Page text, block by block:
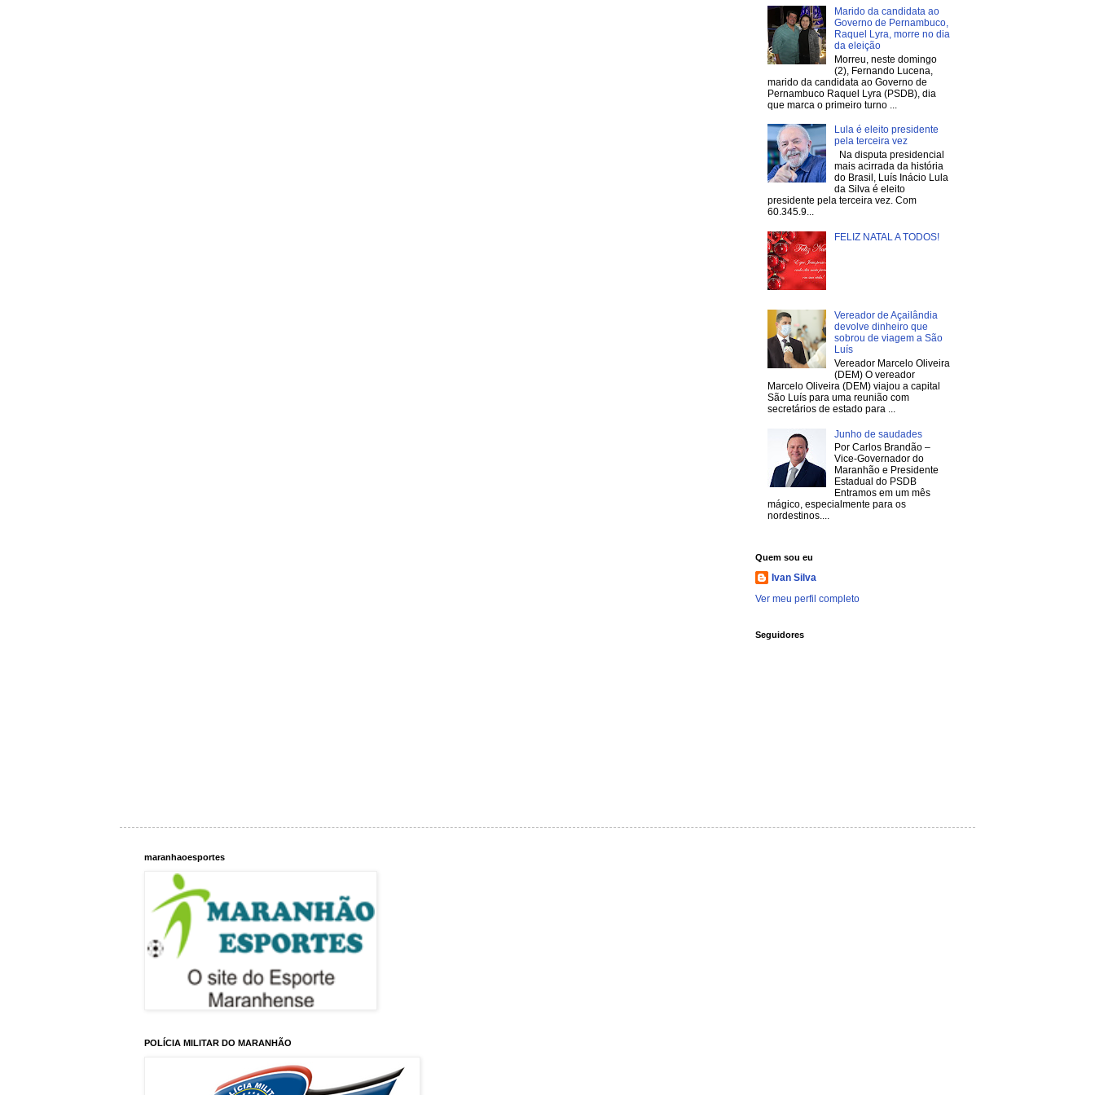
Marido da candidata ao
Governo de Pernambuco,
Raquel Lyra, morre no dia
da eleição
Morreu, neste domingo
(2), Fernando Lucena,
marido da candidata ao Governo de
Pernambuco Raquel Lyra (PSDB), dia
que marca o primeiro turno ...
Lula é eleito presidente
pela terceira vez
Na disputa presidencial
mais acirrada da história
do Brasil, Luís Inácio Lula
da Silva é eleito
presidente pela terceira vez. Com
60.345.9...
FELIZ NATAL A TODOS!
Vereador de Açailândia
devolve dinheiro que
sobrou de viagem a São
Luís
Vereador Marcelo Oliveira
(DEM) O vereador
Marcelo Oliveira (DEM) viajou a capital
São Luís para uma reunião com
secretários de estado para ...
Junho de saudades
Por Carlos Brandão –
Vice-Governador do
Maranhão e Presidente
Estadual do PSDB
Entramos em um mês
mágico, especialmente para os
nordestinos....
Quem sou eu
Ivan Silva
Ver meu perfil completo
Seguidores
maranhaoesportes
POLÍCIA MILITAR DO MARANHÃO